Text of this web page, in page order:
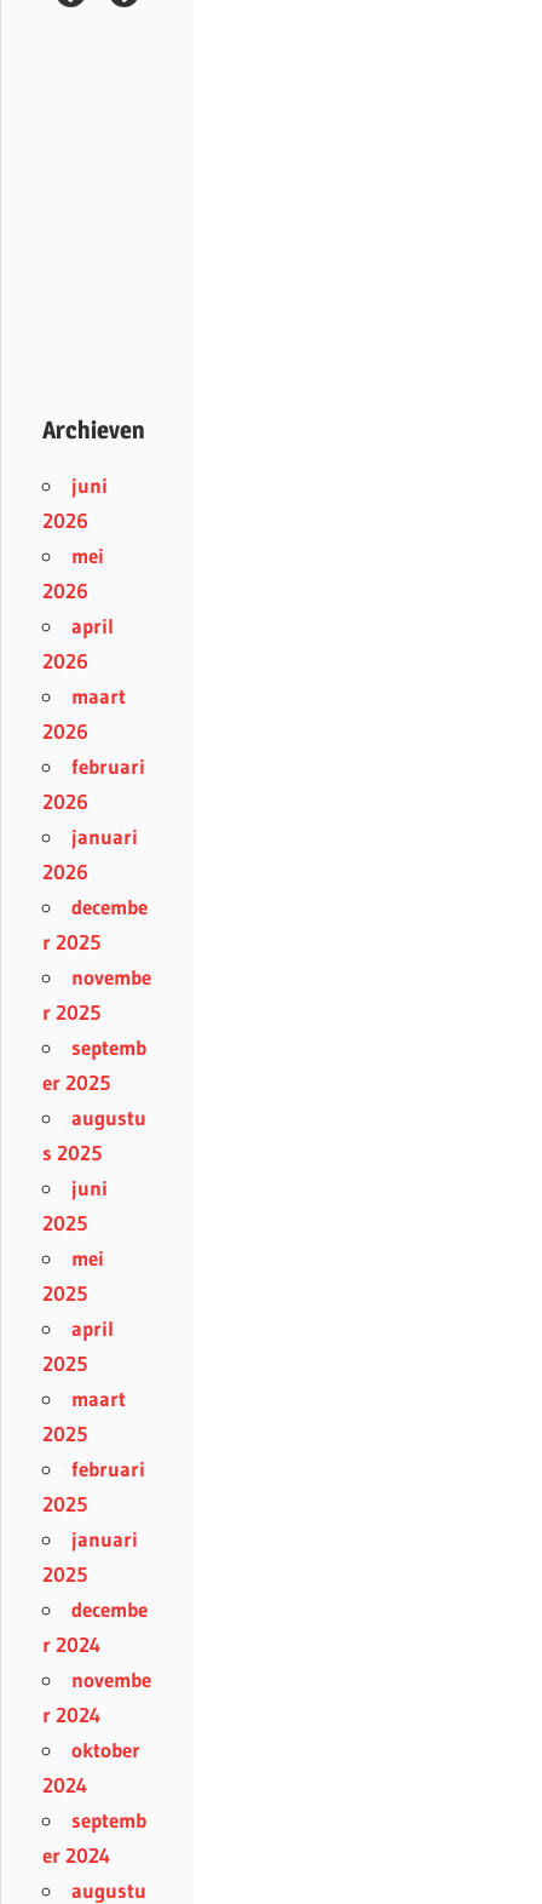
Archieven
juni
2026
mei
2026
april
2026
maart
2026
februari
2026
januari
2026
decembe
r 2025
novembe
r 2025
septemb
er 2025
augustu
s 2025
juni
2025
mei
2025
april
2025
maart
2025
februari
2025
januari
2025
decembe
r 2024
novembe
r 2024
oktober
2024
septemb
er 2024
augustu